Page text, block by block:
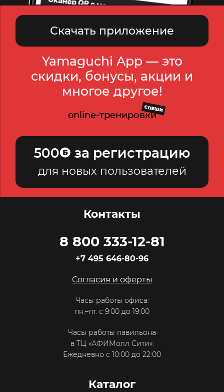
Скачать приложение
Yamaguchi App — это
скидки, бонусы, акции и
многое другое!
online-тренировки
СПЕШИ
500 за регистрацию
для новых пользователей
Контакты
8 800 333-12-81
+7 495 646-80-96
Согласия и оферты
Часы работы офиса:
пн.–пт. с 9:00 до 19:00
Часы работы павильона
в ТЦ «АФИМолл Сити»:
Ежедневно с 10:00 до 22:00
Каталог